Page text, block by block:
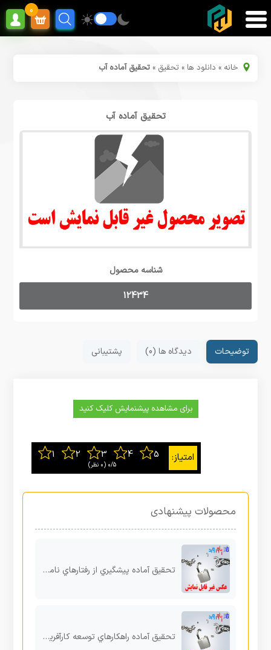
0
خانه » دانلود ها » تحقیق »تحقیق آماده آب
تحقیق آماده آب
شناسه محصول
12434
توضیحات دیدگاه ها (0) پشتیبانی
برای مشاهده پیشنمایش کلیک کنید
0/5 ‫(0 نظر)
محصولات پیشنهادی
تحقیق آماده پیشگیري از رفتارهاي نامطلوب دانش آموزان در کلاس درس،پیامدهاي منفی تنبیه رقتار مثبت معلم،
تحقیق آماده راهکارهاي توسعه کارآفرینی و اشتغالزایی روستایی